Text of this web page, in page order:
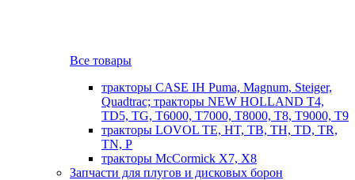
Все товары
тракторы CASE IH Puma, Magnum, Steiger,
Quadtrac; тракторы NEW HOLLAND T4,
TD5, TG, T6000, T7000, T8000, T8, T9000, T9
тракторы LOVOL TE, HT, TB, TH, TD, TR,
TN, P
тракторы McCormick X7, X8
Запчасти для плугов и дисковых борон